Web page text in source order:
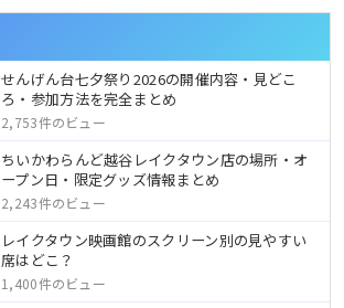
せんげん台七夕祭り2026の開催内容・見どこ
ろ・参加方法を完全まとめ
2,753件のビュー
ちいかわらんど越谷レイクタウン店の場所・オ
ープン日・限定グッズ情報まとめ
2,243件のビュー
レイクタウン映画館のスクリーン別の見やすい
席はどこ？
1,400件のビュー